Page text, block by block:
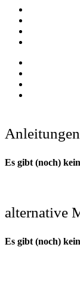
Anleitungen
Es gibt (noch)
alternative
Es gibt (noch)